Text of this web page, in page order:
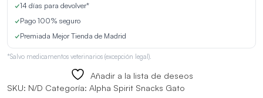
✓14 días para devolver*
✓Pago 100% seguro
✓Premiada Mejor Tienda de Madrid
*Salvo medicamentos veterinarios (excepción legal).
Añadir a la lista de deseos
SKU: N/D Categoría: Alpha Spirit Snacks Gato